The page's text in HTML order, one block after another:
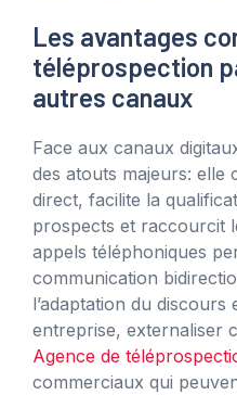
Les avantages
téléprospection
autres canaux
Face aux canaux
des atouts majeurs: elle
direct, facilite la
prospects et raccourcit
appels téléphoniques
communication
l’adaptation du
entreprise, externaliser
Agence de
commerciaux qui